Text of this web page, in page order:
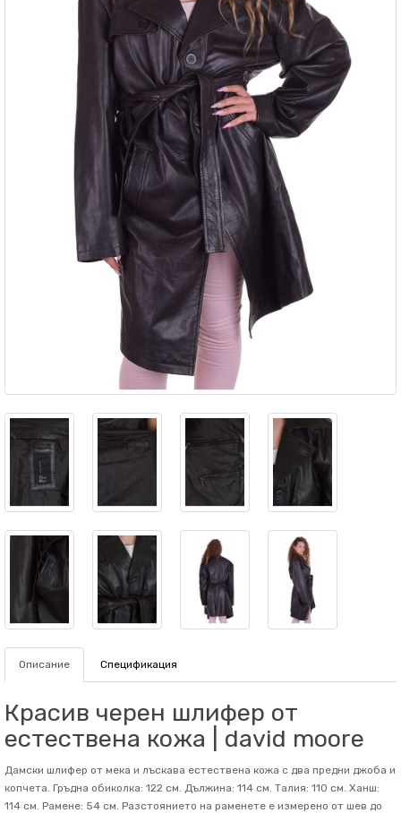
Описание Спецификация
Красив черен шлифер от
естествена кожа | david moore
Дамски шлифер от мека и лъскава естествена кожа с два предни джоба и
копчета. Гръдна обиколка: 122 см. Дължина: 114 см. Талия: 110 см. Ханш:
114 см. Рамене: 54 см. Разстоянието на раменете е измерено от шев до